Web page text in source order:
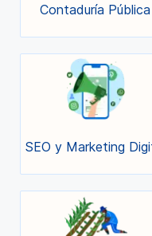
Contaduría Pública
SEO y Marketing